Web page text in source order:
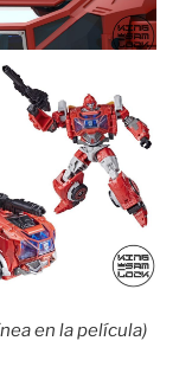
en la película)